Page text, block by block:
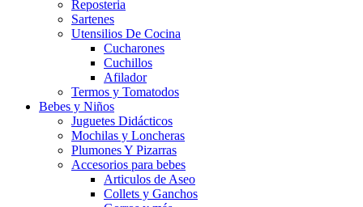
Reposteria
Sartenes
Utensilios De Cocina
Cucharones
Cuchillos
Afilador
Termos y Tomatodos
Bebes y Niños
Juguetes Didácticos
Mochilas y Loncheras
Plumones Y Pizarras
Accesorios para bebes
Articulos de Aseo
Collets y Ganchos